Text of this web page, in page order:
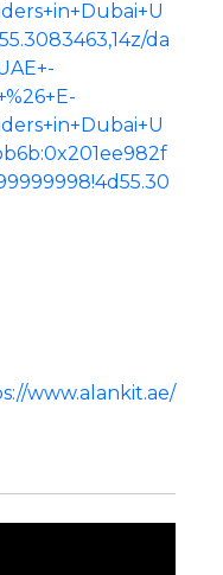
da
www.alankit.ae/